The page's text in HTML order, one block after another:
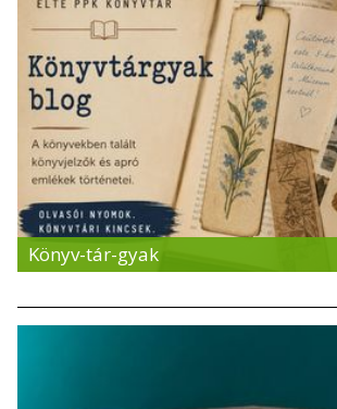
Könyv-tár-gyak